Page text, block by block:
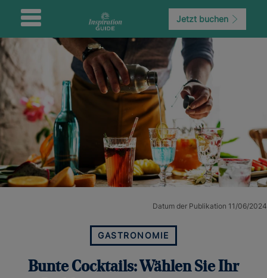
Jetzt buchen
Datum der Publikation 11/06/2024
GASTRONOMIE
Bunte Cocktails: Wählen Sie Ihr